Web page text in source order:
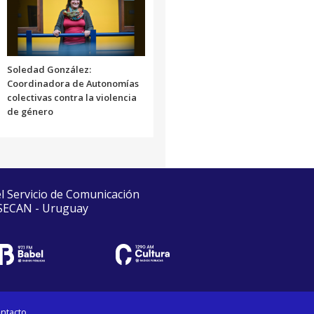
Soledad González:
Coordinadora de Autonomías
colectivas contra la violencia
de género
de Comunicación
- Uruguay